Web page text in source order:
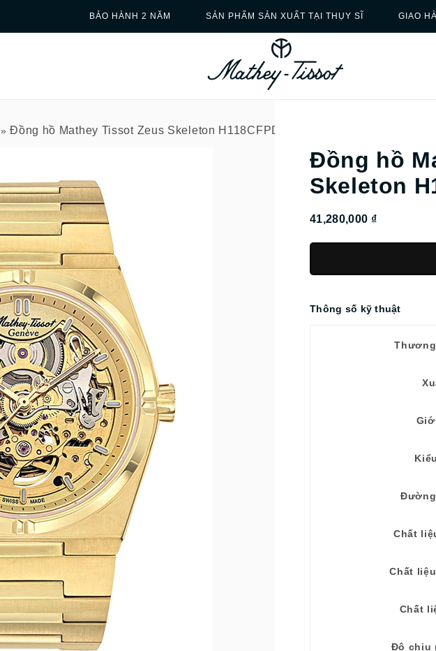
BẢO HÀNH 2 NĂM SẢN PHẨM SẢN XUẤT TẠI THỤY SĨ GIAO
»Đồng hồ Mathey Tissot Zeus Skeleton H118CFPDI
Đồng hồ
Skeleton
41,280,000 ₫
Thông số kỹ thuật
Chất
Chất
Chất
Độ chịu